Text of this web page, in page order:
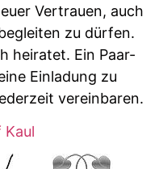
Vertrauen, auch
zu dürfen.
heiratet. Ein Paar-
Einladung zu
vereinbaren.